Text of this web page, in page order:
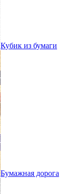
Кубик из бумаги
Бумажная дорога